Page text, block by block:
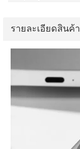
รายละเอียดสินค้า